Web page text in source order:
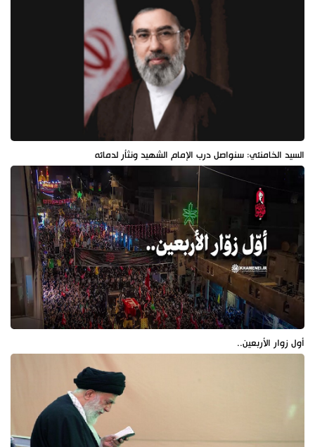
السيد الخامنئي: سنواصل درب الإمام الشهيد ونثأر لدمائه
أول زوار الأربعين..